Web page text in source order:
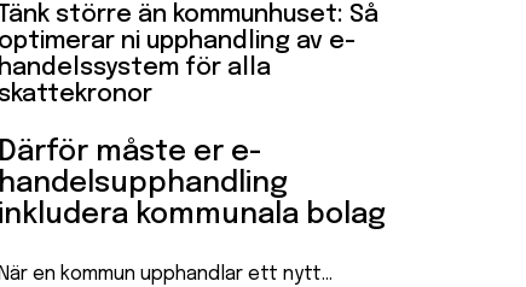
Tänk större än kommunhuset: Så
optimerar ni upphandling av e-
handelssystem för alla
skattekronor
Därför måste er e-
handelsupphandling
inkludera kommunala bolag
När en kommun upphandlar ett nytt...